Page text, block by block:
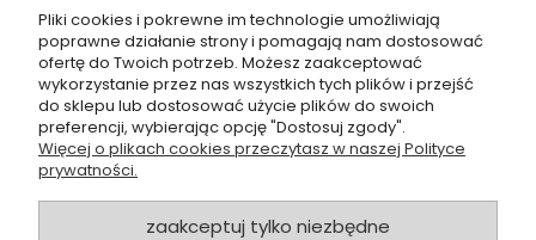
Dołącz do naszejgrupy facebookowej !
POMOC
SKLEP
Pliki cookies i pokrewne im technologie umożliwiają
poprawne działanie strony i pomagają nam dostosować
ofertę do Twoich potrzeb. Możesz zaakceptować
wykorzystanie przez nas wszystkich tych plików i przejść
do sklepu lub dostosować użycie plików do swoich
preferencji, wybierając opcję "Dostosuj zgody".
Więcej o plikach cookies przeczytasz w naszej Polityce
prywatności.
zaakceptuj tylko niezbędne